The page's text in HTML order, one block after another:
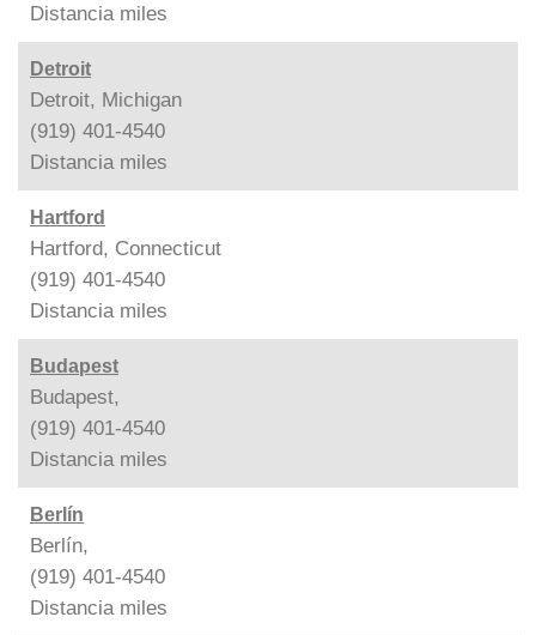
Distancia miles
Detroit
Detroit, Michigan
(919) 401-4540
Distancia miles
Hartford
Hartford, Connecticut
(919) 401-4540
Distancia miles
Budapest
Budapest,
(919) 401-4540
Distancia miles
Berlín
Berlín,
(919) 401-4540
Distancia miles